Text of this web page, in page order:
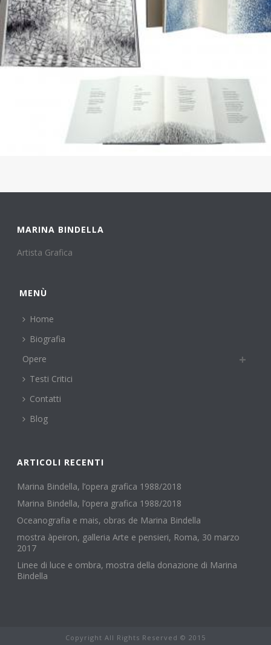
MARINA BINDELLA
Artista Grafica
MENÙ
Home
Biografia
Opere
Testi Critici
Contatti
Blog
ARTICOLI RECENTI
Marina Bindella, l’opera grafica 1988/2018
Marina Bindella, l’opera grafica 1988/2018
Oceanografia e mais, obras de Marina Bindella
mostra àpeiron, galleria Arte e pensieri, Roma, 30 marzo
2017
Linee di luce e ombra, mostra della donazione di Marina
Bindella
Copyright All Rights Reserved © 2015